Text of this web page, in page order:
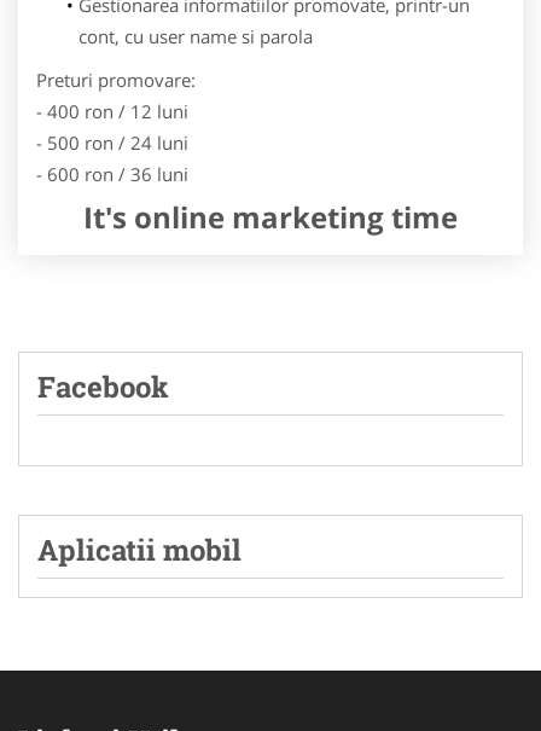
cont, cu user name si parola
Preturi promovare:
- 400 ron / 12 luni
- 500 ron / 24 luni
- 600 ron / 36 luni
It's online marketing time
Facebook
Aplicatii mobil